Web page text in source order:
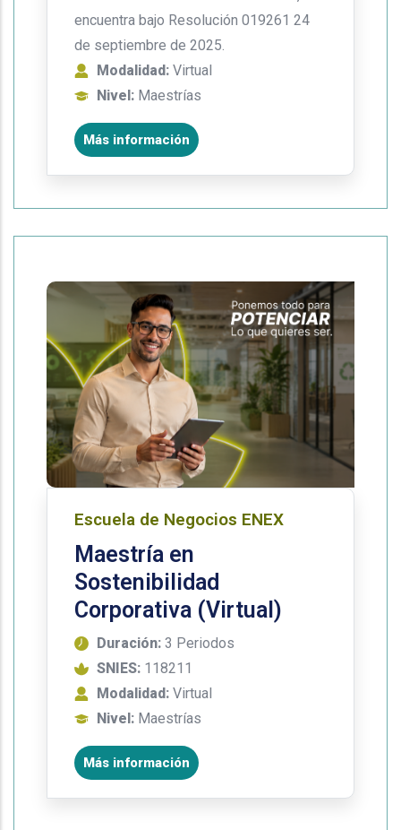
encuentra bajo Resolución 019261 24
de septiembre de 2025.
Modalidad: Virtual
Nivel: Maestrías
Más información
Escuela de Negocios ENEX
Maestría en
Sostenibilidad
Corporativa (Virtual)
Duración: 3 Periodos
SNIES: 118211
Modalidad: Virtual
Nivel: Maestrías
Más información